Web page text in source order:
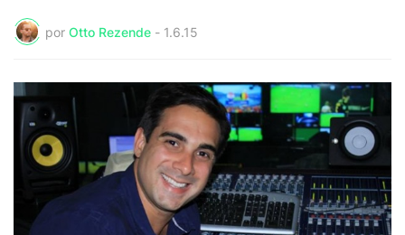
por Otto Rezende - 1.6.15